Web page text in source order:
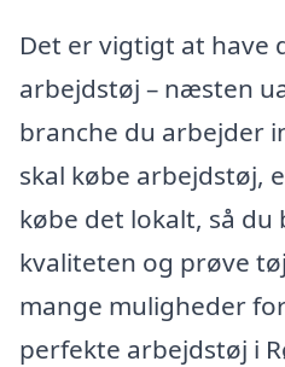
Det er vigtigt at have
arbejdstøj – næsten
branche du arbejder
skal købe arbejdstøj,
købe det lokalt, så
kvaliteten og prøve
mange muligheder
perfekte arbejdstøj i